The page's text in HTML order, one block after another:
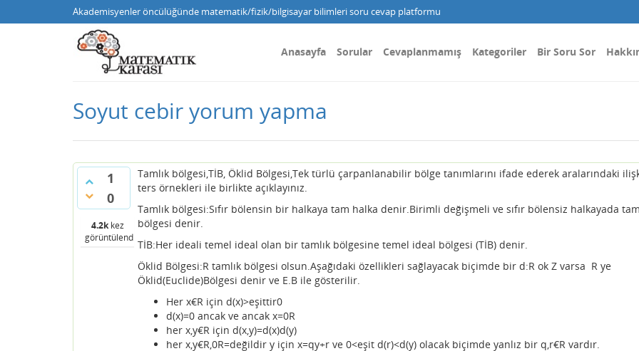
Akademisyenler öncülüğünde matematik/fizik/bilgisayar bilimleri soru cevap platformu
Anasayfa Sorular Cevaplanmamış Kategoriler Bir Soru Sor
Soyut cebir yorum yapma
1
0
4.2kkez
görüntülendi
Tamlık bölgesi,TİB, Öklid Bölgesi,Tek türlü çarpanlanabilir bölge tanımlarını ifade ederek aralarındaki
ters örnekleri ile birlikte açıklayınız.
Tamlık bölgesi:Sıfır bölensin bir halkaya tam halka denir.Birimli değişmeli ve sıfır bölensiz halkayada
bölgesi denir.
TİB:Her ideali temel ideal olan bir tamlık bölgesine temel ideal bölgesi (TİB) denir.
Öklid Bölgesi:R tamlık bölgesi olsun.Aşağıdaki özellikleri sağlayacak biçimde bir d:R ok Z varsa R ye
Öklid(Euclide)Bölgesi denir ve E.B ile gösterilir.
Her x€R için d(x)>eşittir0
d(x)=0 ancak ve ancak x=0R
her x,y€R için d(x,y)=d(x)d(y)
her x,y€R,0R=değildir y için x=qy+r ve 0<eşit d(r)<d(y) olacak biçimde yanlız bir q,r€R vardır.